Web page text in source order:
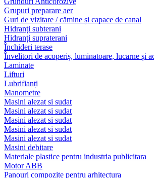
Grupuri preparare aer
Guri de vizitare / cămine și capace de canal
Hidranți subterani
Hidranți supraterani
Închideri terase
Învelitori de acoperiș, luminatoare, lucarne și
Laminate
Lifturi
Lubrifianți
Manometre
Masini alezat si sudat
Masini alezat si sudat
Masini alezat si sudat
Masini alezat si sudat
Masini alezat si sudat
Masini debitare
Materiale plastice pentru industria publicitara
Motor ABB
Panouri compozite pentru arhitectura